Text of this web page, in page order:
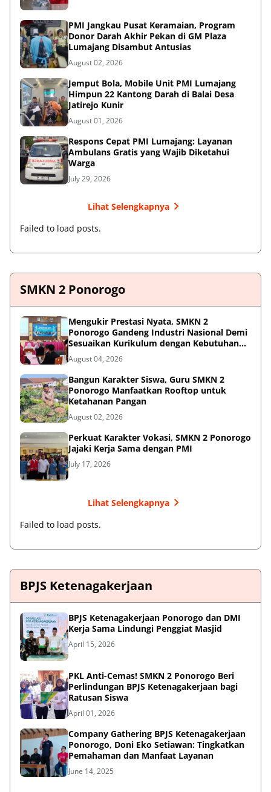
PMI Jangkau Pusat Keramaian, Program
Donor Darah Akhir Pekan di GM Plaza
Lumajang Disambut Antusias
August 02, 2026
Jemput Bola, Mobile Unit PMI Lumajang
Himpun 22 Kantong Darah di Balai Desa
Jatirejo Kunir
August 01, 2026
Respons Cepat PMI Lumajang: Layanan
Ambulans Gratis yang Wajib Diketahui
Warga
July 29, 2026
Lihat Selengkapnya
Failed to load posts.
SMKN 2 Ponorogo
Mengukir Prestasi Nyata, SMKN 2
Ponorogo Gandeng Industri Nasional Demi
Sesuaikan Kurikulum dengan Kebutuhan
Dunia Kerja
August 04, 2026
Bangun Karakter Siswa, Guru SMKN 2
Ponorogo Manfaatkan Rooftop untuk
Ketahanan Pangan
August 02, 2026
Perkuat Karakter Vokasi, SMKN 2 Ponorogo
Jajaki Kerja Sama dengan PMI
July 17, 2026
Lihat Selengkapnya
Failed to load posts.
BPJS Ketenagakerjaan
BPJS Ketenagakerjaan Ponorogo dan DMI
Kerja Sama Lindungi Penggiat Masjid
April 15, 2026
PKL Anti-Cemas! SMKN 2 Ponorogo Beri
Perlindungan BPJS Ketenagakerjaan bagi
Ratusan Siswa
April 01, 2026
Company Gathering BPJS Ketenagakerjaan
Ponorogo, Doni Eko Setiawan: Tingkatkan
Pemahaman dan Manfaat Layanan
June 14, 2025